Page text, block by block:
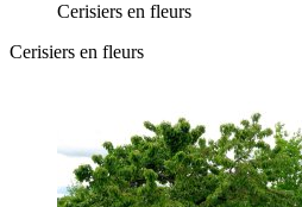
Cerisiers en fleurs
Cerisiers en fleurs